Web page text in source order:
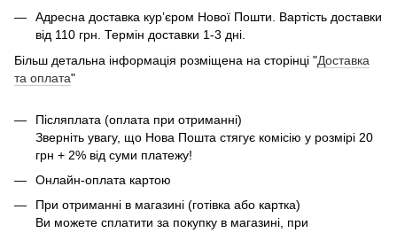
Адресна доставка курʼєром Нової Пошти. Вартість доставки
від 110 грн. Термін доставки 1-3 дні.
Більш детальна інформація розміщена на сторінці "Доставка
та оплата"
Післяплата (оплата при отриманні)
Зверніть увагу, що Нова Пошта стягує комісію у розмірі 20
грн + 2% від суми платежу!
Онлайн-оплата картою
При отриманні в магазині (готівка або картка)
Ви можете сплатити за покупку в магазині, при